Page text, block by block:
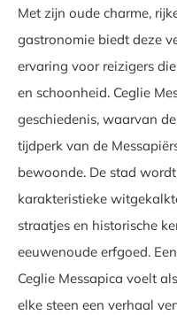
Met zijn oude charme,
gastronomie biedt deze
ervaring voor reizigers
en schoonheid. Ceglie
geschiedenis, waarvan
tijdperk van de
bewoonde. De stad
karakteristieke
straatjes en historische
eeuwenoude erfgoed.
Ceglie Messapica voelt
elke steen een verhaal